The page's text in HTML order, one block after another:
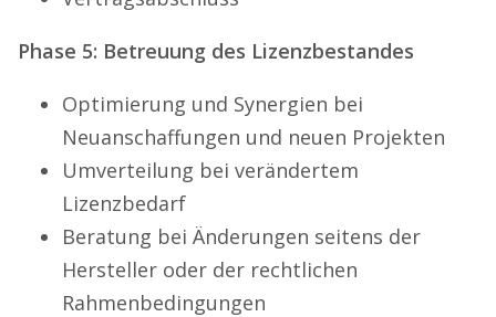
Phase 5: Betreuung des Lizenzbestandes
Optimierung und Synergien bei
Neuanschaffungen und neuen Projekten
Umverteilung bei verändertem
Lizenzbedarf
Beratung bei Änderungen seitens der
Hersteller oder der rechtlichen
Rahmenbedingungen